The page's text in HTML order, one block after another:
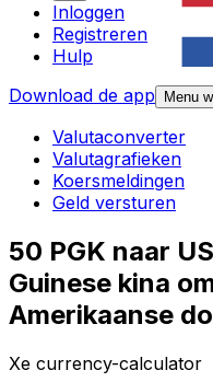
Inloggen
Registreren
Hulp
Download de app
Menu
Valutaconverter
Valutagrafieken
Koersmeldingen
Geld versturen
50 PGK naar
Guinese kina
Amerikaanse
Xe currency-calculator